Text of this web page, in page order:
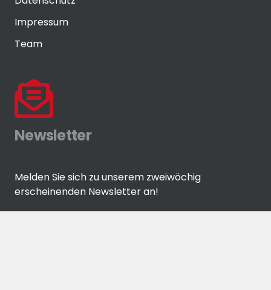
Impressum
Team
Newsletter
Melden Sie sich zu unserem zweiwöchig
erscheinenden Newsletter an!